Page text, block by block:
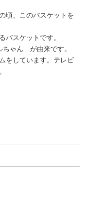
頃、このバスケットを
バスケットです。
ちゃん が由来です。
をしています。 テレビ